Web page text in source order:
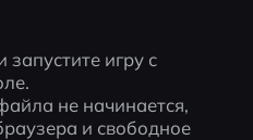
игру с
не начинается,
и свободное